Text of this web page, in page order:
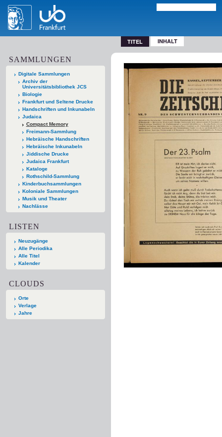
TITEL INHALT
SAMMLUNGEN
Digitale Sammlungen
Archiv der
Universitätsbibliothek JCS
Biologie
Frankfurt und Seltene Drucke
Handschriften und Inkunabeln
Judaica
Compact Memory
Freimann-Sammlung
Hebräische Handschriften
Hebräische Inkunabeln
Jiddische Drucke
Judaica Frankfurt
Kataloge
Rothschild-Sammlung
Kinderbuchsammlungen
Koloniale Sammlungen
Musik und Theater
Nachlässe
LISTEN
Neuzugänge
Alle Periodika
Alle Titel
Kalender
CLOUDS
Orte
Verlage
Jahre